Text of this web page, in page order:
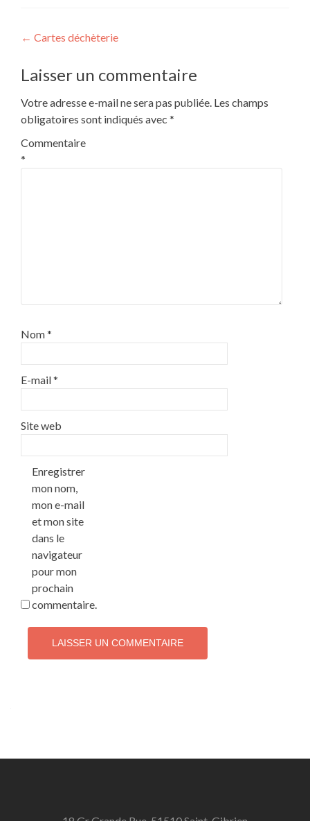
Navigation
de
l’article
← Cartes déchèterie
Laisser un commentaire
Votre adresse e-mail ne sera pas publiée. Les champs
obligatoires sont indiqués avec *
Commentaire
*
Nom*
E-mail*
Site web
Enregistrer
mon nom,
mon e-mail
et mon site
dans le
navigateur
pour mon
prochain
commentaire.